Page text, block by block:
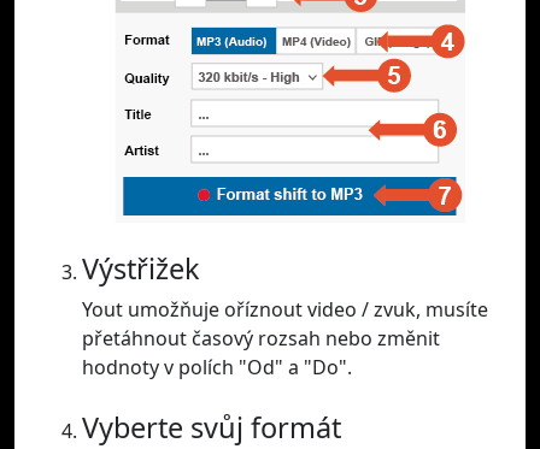
Výstřižek
Yout umožňuje oříznout video / zvuk, musíte
přetáhnout časový rozsah nebo změnit
hodnoty v polích "Od" a "Do".
Vyberte svůj formát